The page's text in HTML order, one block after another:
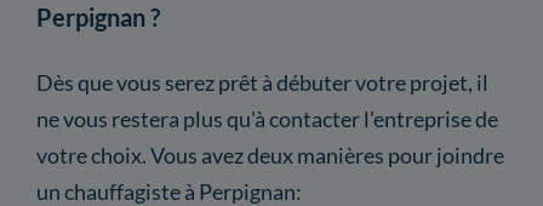
Perpignan ?
Dès que vous serez prêt à débuter votre projet, il
ne vous restera plus qu'à contacter l'entreprise de
votre choix. Vous avez deux manières pour joindre
un chauffagiste à Perpignan: